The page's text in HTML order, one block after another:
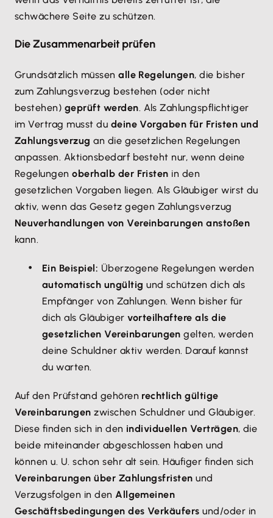
schwächere Seite zu schützen.
Die Zusammenarbeit prüfen
Grundsätzlich müssenalle Regelungen, die bisher
zum Zahlungsverzug bestehen (oder nicht
bestehen) geprüft werden. Als Zahlungspflichtiger
im Vertrag musst du deine Vorgaben für Fristen und
Zahlungsverzug an die gesetzlichen Regelungen
anpassen. Aktionsbedarf besteht nur, wenn deine
Regelungenoberhalb der Fristen in den
gesetzlichen Vorgaben liegen. Als Gläubiger wirst du
aktiv, wenn das Gesetz gegen Zahlungsverzug
Neuverhandlungen von Vereinbarungen anstoßen
kann.
Ein Beispiel: Überzogene Regelungen werden
automatisch ungültig und schützen dich als
Empfänger von Zahlungen. Wenn bisher für
dich als Gläubigervorteilhaftere als die
gesetzlichen Vereinbarungen gelten, werden
deine Schuldner aktiv werden. Darauf kannst
du warten.
Auf den Prüfstand gehören rechtlich gültige
Vereinbarungen zwischen Schuldner und Gläubiger.
Diese finden sich in den individuellen Verträgen, die
beide miteinander abgeschlossen haben und
können u. U. schon sehr alt sein. Häufiger finden sich
Vereinbarungen über Zahlungsfristen und
Verzugsfolgen in denAllgemeinen
Geschäftsbedingungen des Verkäufers und/oder in